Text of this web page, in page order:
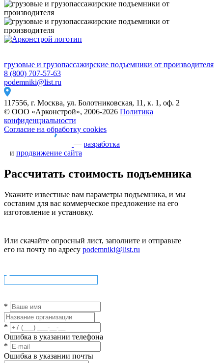
грузовые и грузопассажирские подъемники от производителя
8 (800) 707-57-63
podemniki@list.ru
117556, г. Москва, ул. Болотниковская, 11, к. 1, оф. 2
© ООО «Арконстрой», 2006-2026 Политика
конфиденциальности
Согласие на обработку cookies
— разработка
и продвижение сайта
Рассчитать стоимость подъемника
Укажите известные вам параметры подъемника, и мы
составим для вас коммерческое предложение на его
изготовление и установку.
Или скачайте опросный лист, заполните и отправьте
его на почту по адресу podemniki@list.ru
*
*
Ошибка в указании телефона
*
Ошибка в указании почты